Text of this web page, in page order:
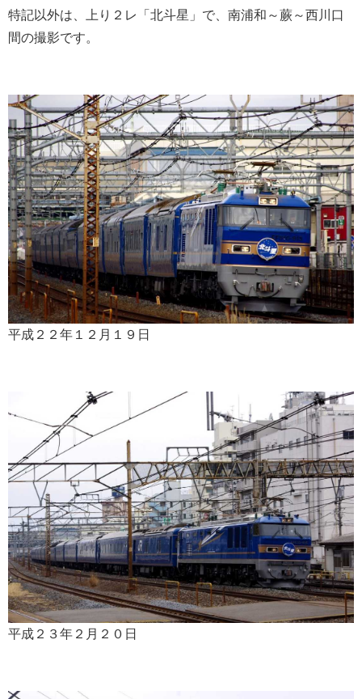
特記以外は、上り２レ「北斗星」で、南浦和～蕨～西川口
間の撮影です。
平成２２年１２月１９日
平成２３年２月２０日